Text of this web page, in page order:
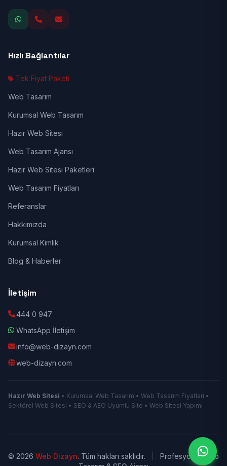
Hızlı Bağlantılar
Tek Fiyat Paketi
Web Tasarım
Kurumsal Web Tasarım
Hazır Web Sitesi
Web Tasarım Ajansı
Hazır Web Sitesi Paketleri
Web Tasarım Fiyatları
Referanslar
Hakkımızda
Kurumsal Kimlik
Blog & Haberler
İletişim
444 0 947
WhatsApp İletişim
info@web-dizayn.com
web-dizayn.com
Hazır Web Sitesi • Kurumsal Web Tasarım • Web Tasarım Fiyatları •
Sektörel Web Sitesi • SEO & AEO Uyumlu Site • Web Sitesi Yapımı
© 2026 Web Dizayn. Tüm hakları saklıdır.
Profesyonel Web